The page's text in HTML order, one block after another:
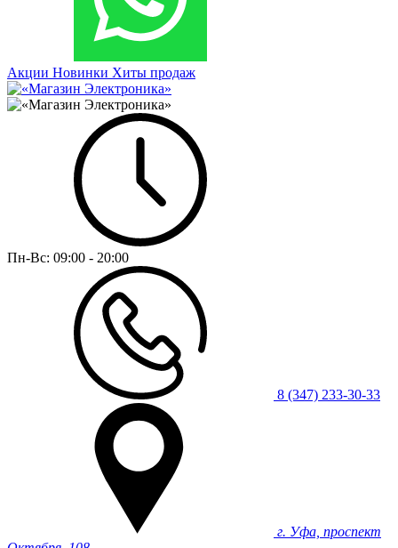
Акции Новинки Хиты продаж
Пн-Вс: 09:00 - 20:00
8 (347) 233-30-33
г. Уфа, проспект